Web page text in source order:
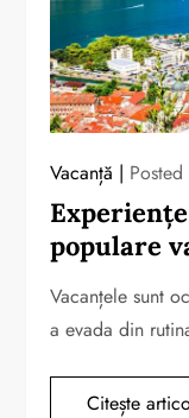
Vacanță
populare
Vacanțele sunt
a evada din
Citește